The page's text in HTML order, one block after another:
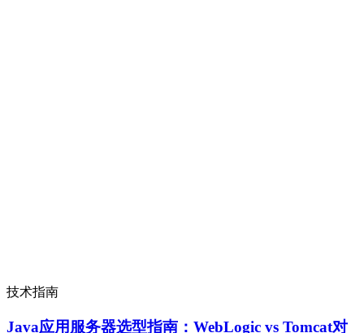
技术指南
Java应用服务器选型指南：WebLogic vs Tomcat对